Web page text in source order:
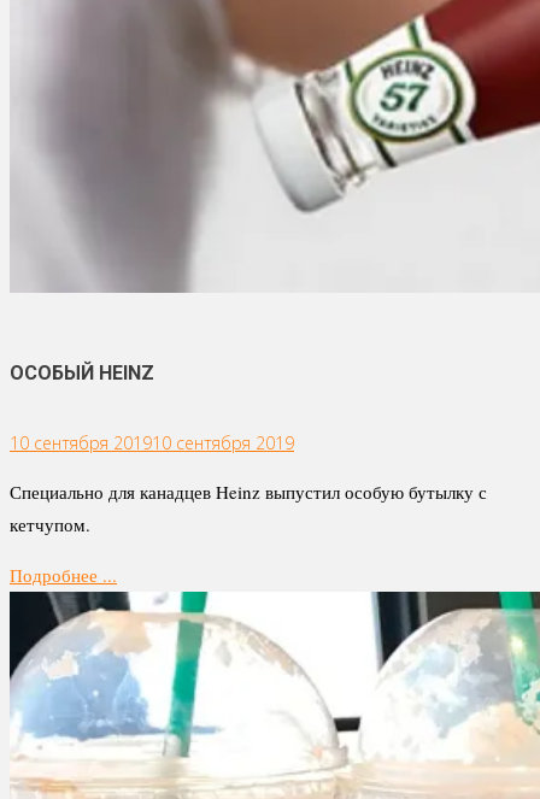
ОСОБЫЙ HEINZ
10 сентября 201910 сентября 2019
Специально для канадцев Heinz выпустил особую бутылку с
кетчупом.
Подробнее ...